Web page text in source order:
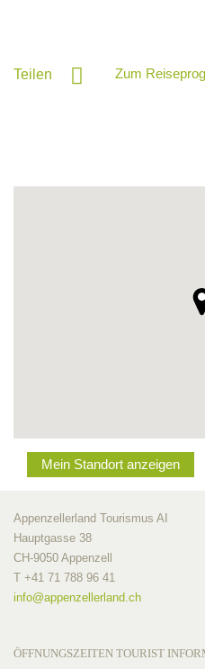
Teilen Zum
Mein Standort anzeigen
Appenzellerland Tourismus AI
Hauptgasse 38
CH-9050 Appenzell
T +41 71 788 96 41
info@appenzellerland.ch
ÖFFNUNGSZEITEN TOURIST